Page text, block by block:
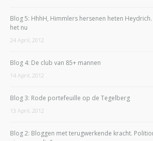
Blog 5: HhhH, Himmlers hersenen heten
het nu
24 April, 2012
Blog 4: De club van 85+ mannen
14 April, 2012
Blog 3: Rode portefeuille op de Tegelberg
13 April, 2012
Blog 2: Bloggen met terugwerkende kracht.